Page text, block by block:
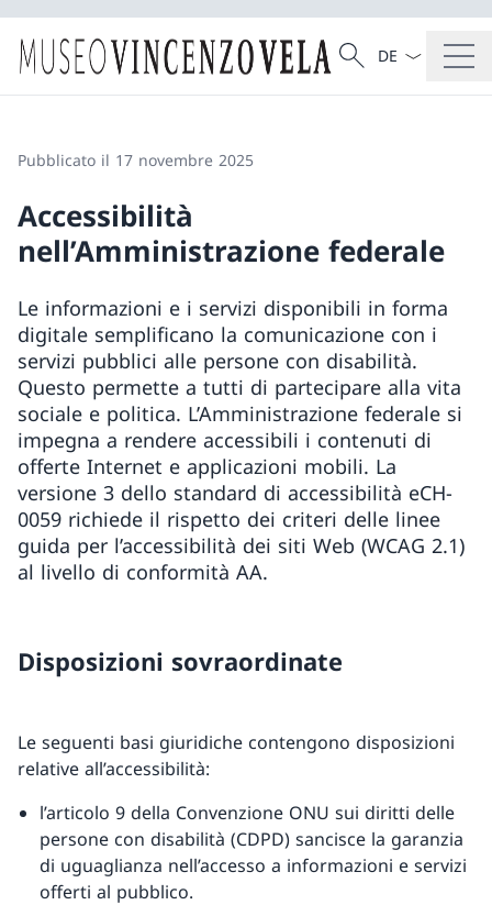
Cercare
Ricerca
Dal menu a
Pubblicato il 17 novembre 2025
Accessibilità
nell’Amministrazione federale
Le informazioni e i servizi disponibili in forma
digitale semplificano la comunicazione con i
servizi pubblici alle persone con disabilità.
Questo permette a tutti di partecipare alla vita
sociale e politica. L’Amministrazione federale si
impegna a rendere accessibili i contenuti di
offerte Internet e applicazioni mobili. La
versione 3 dello standard di accessibilità eCH-
0059 richiede il rispetto dei criteri delle linee
guida per l’accessibilità dei siti Web (WCAG 2.1)
al livello di conformità AA.
Disposizioni sovraordinate
Le seguenti basi giuridiche contengono disposizioni
relative all’accessibilità:
l’articolo 9 della Convenzione ONU sui diritti delle
persone con disabilità (CDPD) sancisce la garanzia
di uguaglianza nell’accesso a informazioni e servizi
offerti al pubblico.